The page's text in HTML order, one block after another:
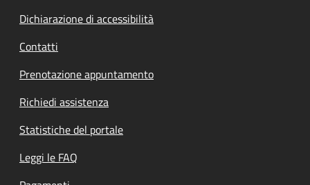
Dichiarazione di accessibilità
Contatti
Prenotazione appuntamento
Richiedi assistenza
Statistiche del portale
Leggi le FAQ